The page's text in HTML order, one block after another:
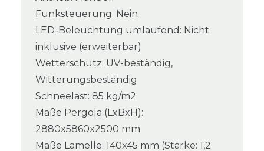
Funksteuerung: Nein
LED-Beleuchtung umlaufend: Nicht
inklusive (erweiterbar)
Wetterschutz: UV-beständig,
Witterungsbeständig
Schneelast: 85 kg/m2
Maße Pergola (LxBxH):
2880x5860x2500 mm
Maße Lamelle: 140x45 mm (Stärke: 1,2